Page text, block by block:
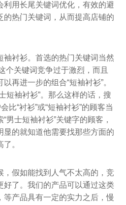
利用长尾关键词优化，有效的避
的热门关键词，从而提高店铺的
袖衬衫。首选的热门关键词当然
个关键词竞争过于激烈，而且
再进一步的组合“短袖衬衫”。
短袖衬衫”。那么这样的话，搜
比“衬衫”或“短袖衬衫”的顾客当
男士短袖衬衫”关键字的顾客，
显的就知道他需要找那些方面的
。
，假如能找到人气不太高的，竞
好了。我们的产品可以通过这类
等产品具有一定的实力之后，慢